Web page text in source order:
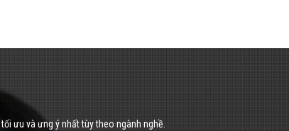
ưu và ưng ý nhất tùy theo ngành nghề.